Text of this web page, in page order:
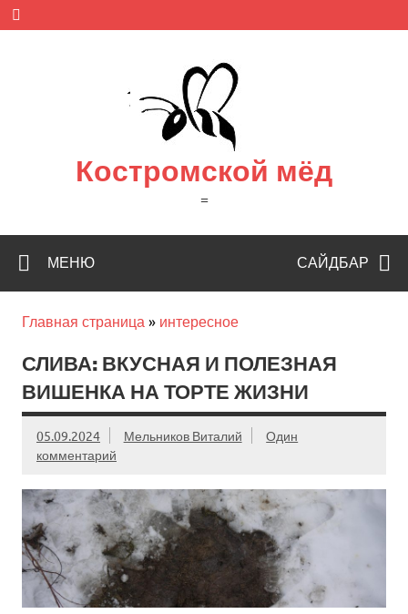
Skip
content
Костромской мёд
=
САЙДБАР
МЕНЮ
Главная страница » интересное
СЛИВА: ВКУСНАЯ И ПОЛЕЗНАЯ
ВИШЕНКА НА ТОРТЕ ЖИЗНИ
05.09.2024 Мельников Виталий
Один
комментарий